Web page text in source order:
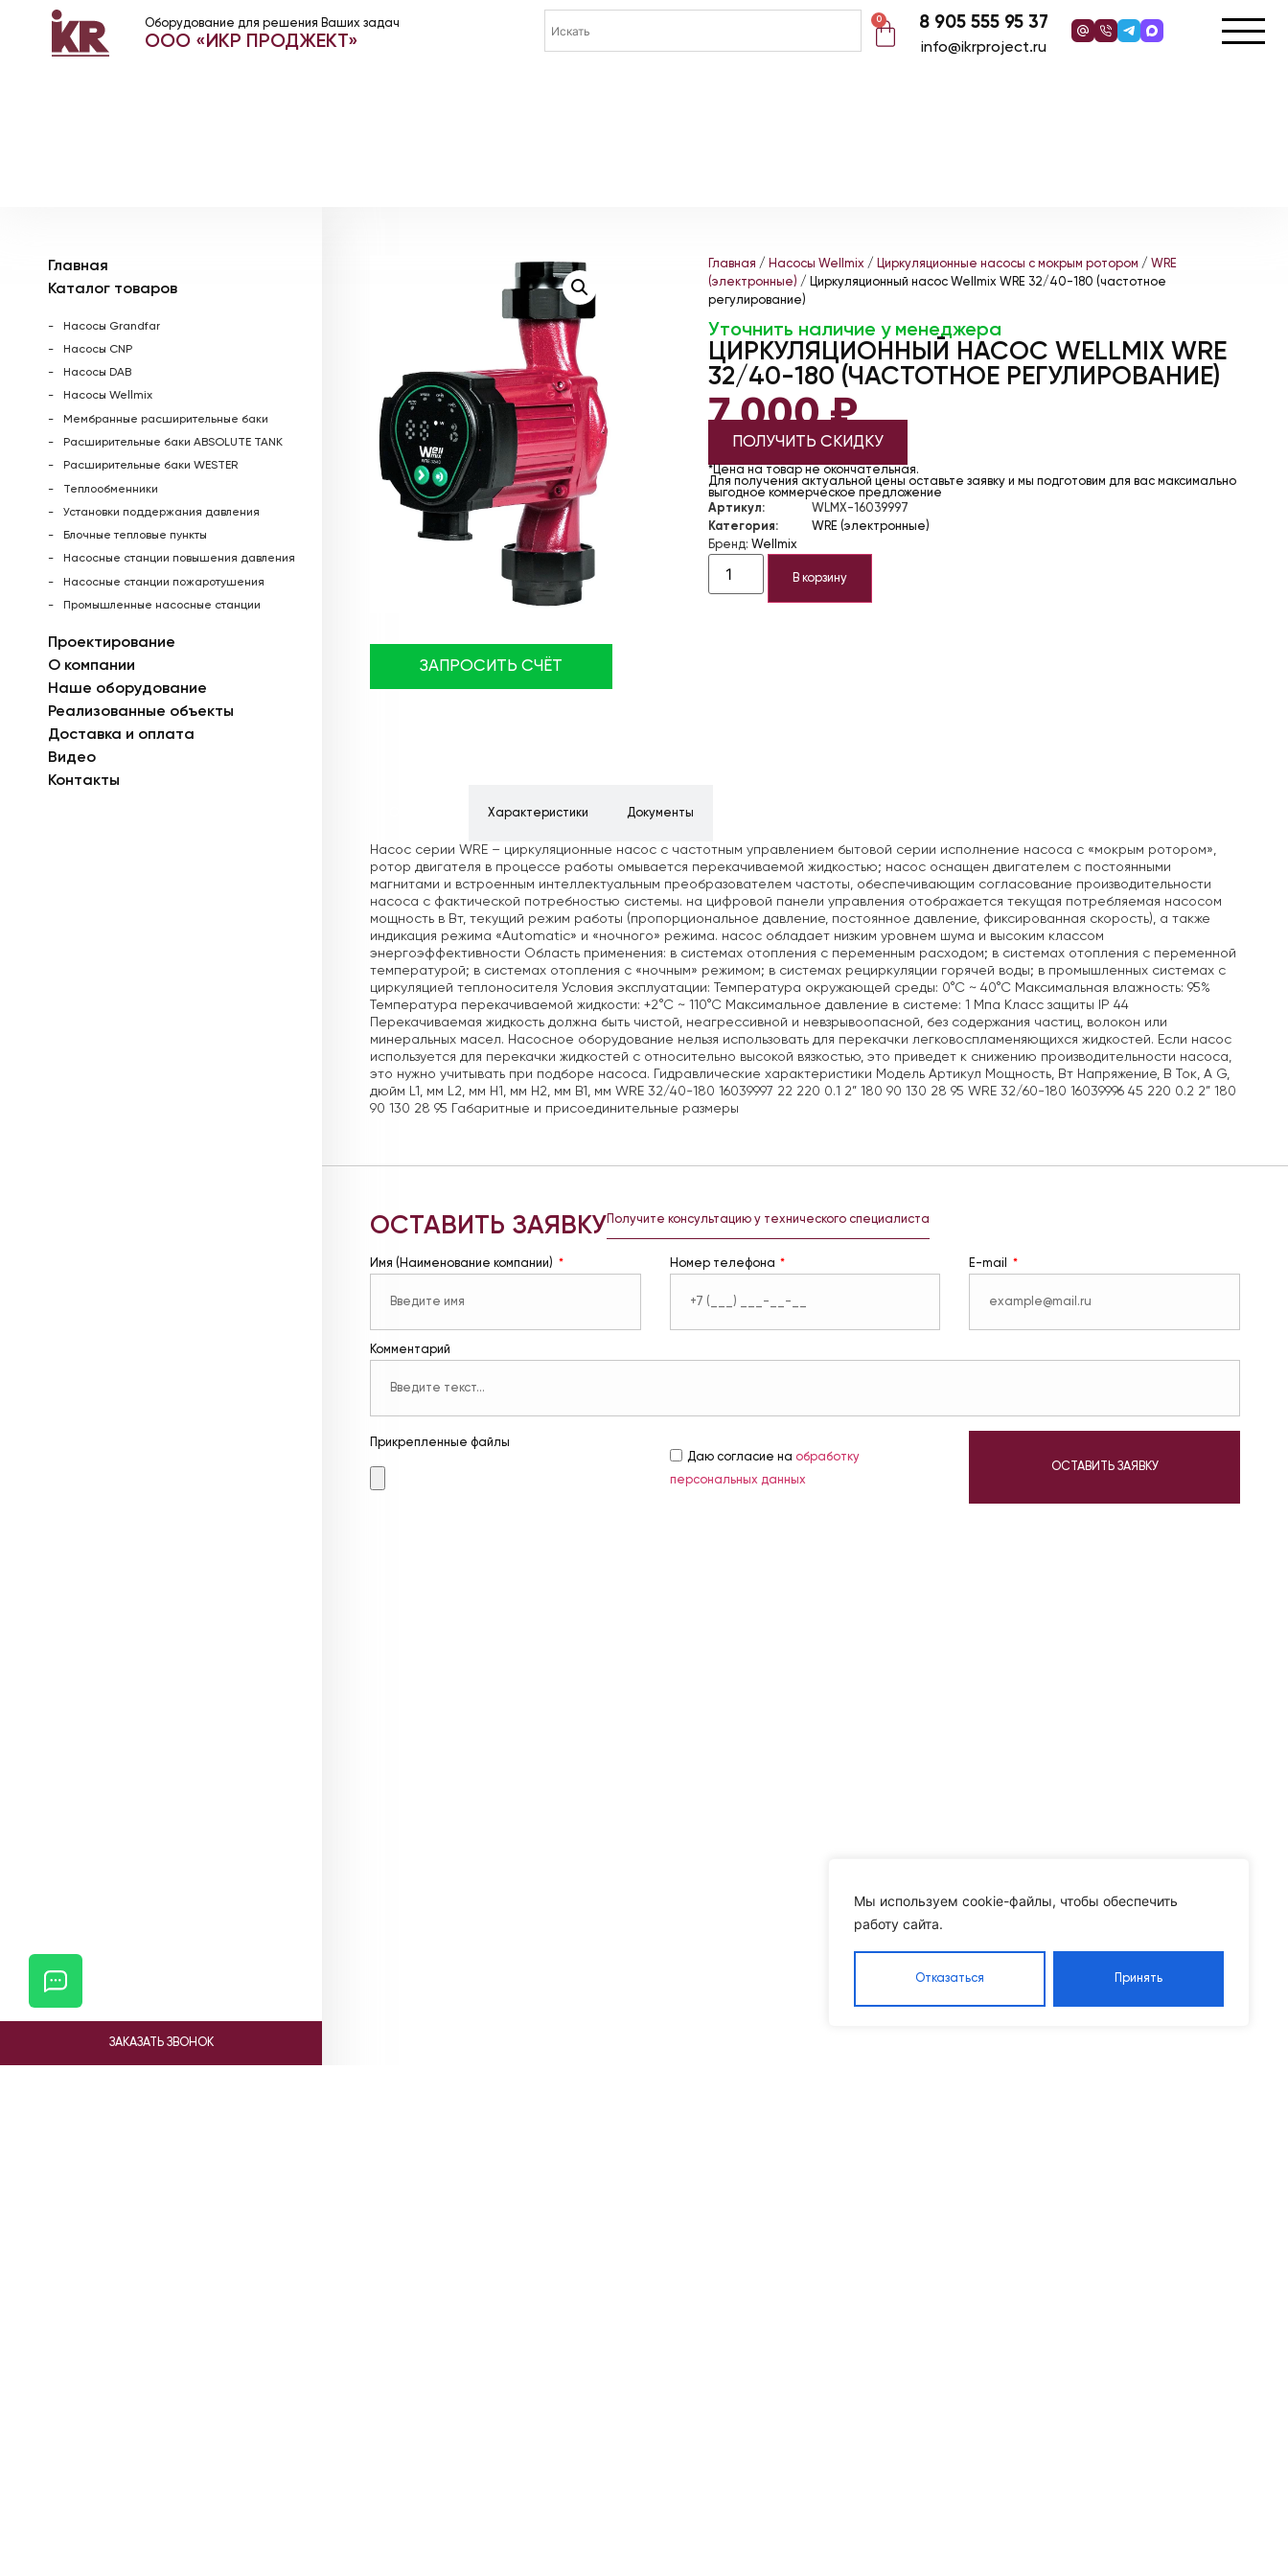
Мы используем cookie-файлы, чтобы обеспечить
работу сайта.
Отказаться Принять
Оборудование для решения Ваших задач
ООО «ИКР ПРОДЖЕКТ»
0 8 905 555 95 37
info@ikrproject.ru
Главная
Каталог товаров
Насосы Grandfar
Насосы CNP
Насосы DAB
Насосы Wellmix
Мембранные расширительные баки
Расширительные баки ABSOLUTE TANK
Расширительные баки WESTER
Теплообменники
Установки поддержания давления
Блочные тепловые пункты
Насосные станции повышения давления
Насосные станции пожаротушения
Промышленные насосные станции
Проектирование
О компании
Наше оборудование
Реализованные объекты
Доставка и оплата
Видео
Контакты
ЗАКАЗАТЬ ЗВОНОК
ЗАПРОСИТЬ СЧЁТ
Главная / Насосы Wellmix / Циркуляционные насосы с мокрым ротором / WRE
(электронные) / Циркуляционный насос Wellmix WRE 32/40-180 (частотное
регулирование)
Уточнить наличие у менеджера
ЦИРКУЛЯЦИОННЫЙ НАСОС WELLMIX WRE
32/40-180 (ЧАСТОТНОЕ РЕГУЛИРОВАНИЕ)
7 000₽
ПОЛУЧИТЬ СКИДКУ
*Цена на товар не окончательная.
Для получения актуальной цены оставьте заявку и мы подготовим для вас максимально
выгодное коммерческое предложение
Артикул:
WLMX-16039997
Категория:
WRE (электронные)
Бренд: Wellmix
В корзину
Характеристики Документы
Насос серии WRE – циркуляционные насос с частотным управлением бытовой серии исполнение насоса с «мокрым ротором»,
ротор двигателя в процессе работы омывается перекачиваемой жидкостью; насос оснащен двигателем с постоянными
магнитами и встроенным интеллектуальным преобразователем частоты, обеспечивающим согласование производительности
насоса с фактической потребностью системы. на цифровой панели управления отображается текущая потребляемая насосом
мощность в Вт, текущий режим работы (пропорциональное давление, постоянное давление, фиксированная скорость), а также
индикация режима «Automatic» и «ночного» режима. насос обладает низким уровнем шума и высоким классом
энергоэффективности Область применения: в системах отопления с переменным расходом; в системах отопления с переменной
температурой; в системах отопления с «ночным» режимом; в системах рециркуляции горячей воды; в промышленных системах с
циркуляцией теплоносителя Условия эксплуатации: Температура окружающей среды: 0°С ~ 40°С Максимальная влажность: 95%
Температура перекачиваемой жидкости: +2°С ~ 110°С Максимальное давление в системе: 1 Мпа Класс защиты IP 44
Перекачиваемая жидкость должна быть чистой, неагрессивной и невзрывоопасной, без содержания частиц, волокон или
минеральных масел. Насосное оборудование нельзя использовать для перекачки легковоспламеняющихся жидкостей. Если насос
используется для перекачки жидкостей с относительно высокой вязкостью, это приведет к снижению производительности насоса,
это нужно учитывать при подборе насоса. Гидравлические характеристики Модель Артикул Мощность, Вт Напряжение, В Ток, А G,
дюйм L1, мм L2, мм Н1, мм Н2, мм В1, мм WRE 32/40-180 16039997 22 220 0.1 2” 180 90 130 28 95 WRE 32/60-180 16039996 45 220 0.2 2” 180
90 130 28 95 Габаритные и присоединительные размеры
ОСТАВИТЬ ЗАЯВКУПолучите консультацию у технического специалиста
Имя (Наименование компании) Номер телефона E-mail
Комментарий
Прикрепленные файлы
Даю согласие на обработку
персональных данных
ОСТАВИТЬ ЗАЯВКУ